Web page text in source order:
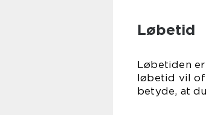
Løbetid
Løbetiden
løbetid vil
betyde, at